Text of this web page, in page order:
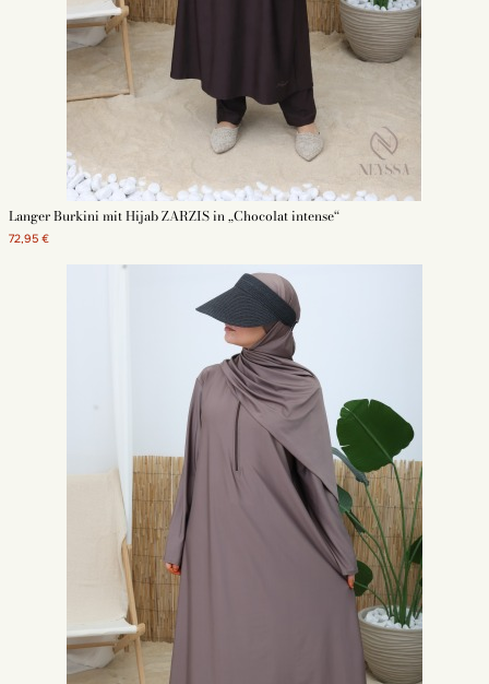
Langer Burkini mit Hijab ZARZIS in „Chocolat intense“
72,95 €